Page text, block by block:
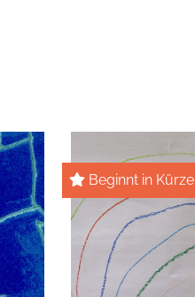
Beginnt in Kürze